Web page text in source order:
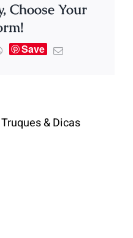
Choose Your
Save
& Dicas